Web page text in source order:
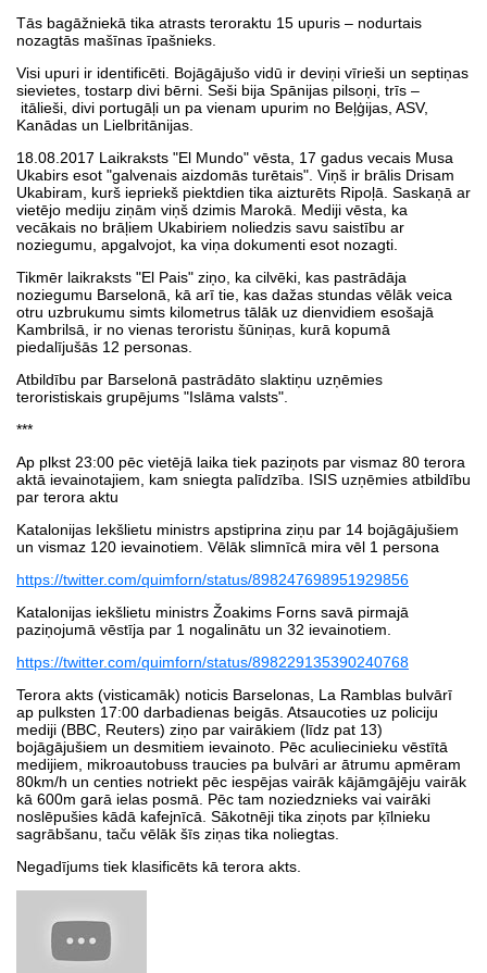
Tās bagāžniekā tika atrasts teroraktu 15 upuris – nodurtais
nozagtās mašīnas īpašnieks.
Visi upuri ir identificēti. Bojāgājušo vidū ir deviņi vīrieši un septiņas
sievietes, tostarp divi bērni. Seši bija Spānijas pilsoņi, trīs –
itālieši, divi portugāļi un pa vienam upurim no Beļģijas, ASV,
Kanādas un Lielbritānijas.
18.08.2017 Laikraksts "El Mundo" vēsta, 17 gadus vecais Musa
Ukabirs esot "galvenais aizdomās turētais". Viņš ir brālis Drisam
Ukabiram, kurš iepriekš piektdien tika aizturēts Ripoļā. Saskaņā ar
vietējo mediju ziņām viņš dzimis Marokā. Mediji vēsta, ka
vecākais no brāļiem Ukabiriem noliedzis savu saistību ar
noziegumu, apgalvojot, ka viņa dokumenti esot nozagti.
Tikmēr laikraksts "El Pais" ziņo, ka cilvēki, kas pastrādāja
noziegumu Barselonā, kā arī tie, kas dažas stundas vēlāk veica
otru uzbrukumu simts kilometrus tālāk uz dienvidiem esošajā
Kambrilsā, ir no vienas teroristu šūniņas, kurā kopumā
piedalījušās 12 personas.
Atbildību par Barselonā pastrādāto slaktiņu uzņēmies
teroristiskais grupējums "Islāma valsts".
***
Ap plkst 23:00 pēc vietējā laika tiek paziņots par vismaz 80 terora
aktā ievainotajiem, kam sniegta palīdzība. ISIS uzņēmies atbildību
par terora aktu
Katalonijas Iekšlietu ministrs apstiprina ziņu par 14 bojāgājušiem
un vismaz 120 ievainotiem. Vēlāk slimnīcā mira vēl 1 persona
https://twitter.com/quimforn/status/898247698951929856
Katalonijas iekšlietu ministrs Žoakims Forns savā pirmajā
paziņojumā vēstīja par 1 nogalinātu un 32 ievainotiem.
https://twitter.com/quimforn/status/898229135390240768
Terora akts (visticamāk) noticis Barselonas, La Ramblas bulvārī
ap pulksten 17:00 darbadienas beigās. Atsaucoties uz policiju
mediji (BBC, Reuters) ziņo par vairākiem (līdz pat 13)
bojāgājušiem un desmitiem ievainoto. Pēc aculiecinieku vēstītā
medijiem, mikroautobuss traucies pa bulvāri ar ātrumu apmēram
80km/h un centies notriekt pēc iespējas vairāk kājāmgājēju vairāk
kā 600m garā ielas posmā. Pēc tam noziedznieks vai vairāki
noslēpušies kādā kafejnīcā. Sākotnēji tika ziņots par ķīlnieku
sagrābšanu, taču vēlāk šīs ziņas tika noliegtas.
Negadījums tiek klasificēts kā terora akts.